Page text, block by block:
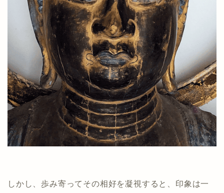
しかし、歩み寄ってその相好を凝視すると、印象は一